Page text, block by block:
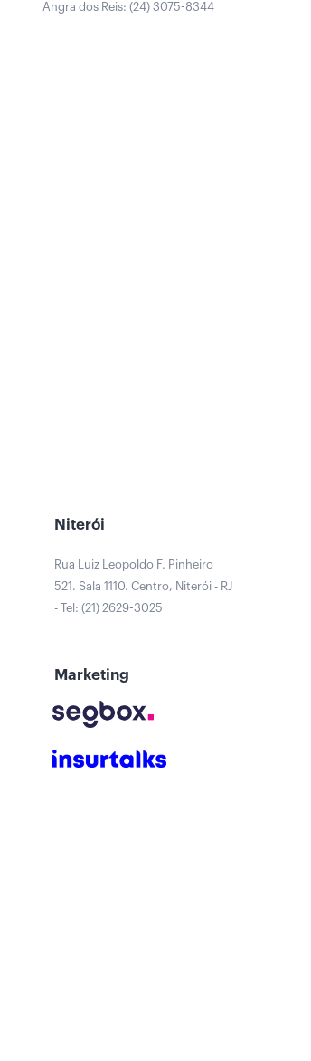
Angra dos Reis: (24) 3075-8344
Niterói
Rua Luiz Leopoldo F. Pinheiro
521. Sala 1110. Centro, Niterói - RJ
- Tel: (21) 2629-3025
Marketing